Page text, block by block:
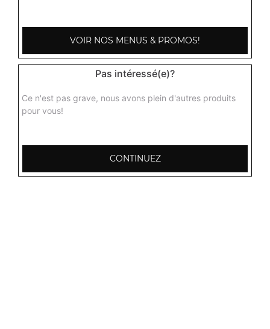
VOIR NOS MENUS & PROMOS!
Pas intéressé(e)?
Ce n'est pas grave, nous avons plein d'autres produits
pour vous!
CONTINUEZ